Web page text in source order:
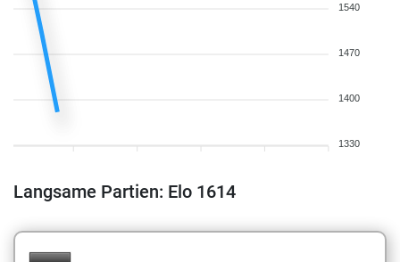
1540
1470
1400
1330
Langsame Partien: Elo 1614